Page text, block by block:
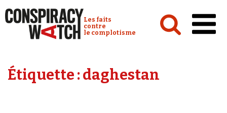
Conspiracy Watch :
Les faits
contre
le complotisme
Analyses
Étiquette :daghestan